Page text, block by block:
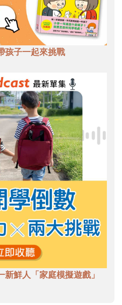
孩子一起來挑戰
鮮人「家庭模擬遊戲」